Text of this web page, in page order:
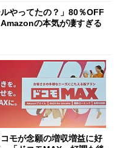
ルやってたの？」80％OFF
の本気が凄すぎる
コモが念願の増収増益に好